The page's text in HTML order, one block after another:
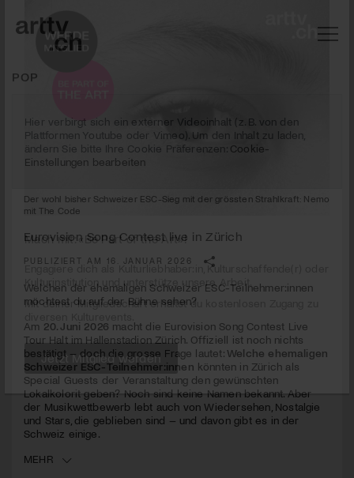
POP
Hier verbirgt sich ein externer Videoinhalt (z. B. von den
Plattformen Youtube oder Vimeo). Um den Inhalt zu laden,
ändern Sie bitte Ihre Cookie Präferenzen: Cookie-
Einstellungen bearbeiten
Der wohl bisher Schweizer ESC-Sieg mit der grössten Strahlkraft: Nemo
mit The Code
Eurovision Song Contest live in Zürich
PUBLIZIERT AM 16. JANUAR 2026
Welchen der ehemaligen Schweizer ESC-Teilnehmer:innen
möchtest du auf der Bühne sehen?
Am 20. Juni 2026 macht die Eurovision Song Contest Live
Tour Halt im Hallenstadion Zürich. Offiziell ist noch nichts
bestätigt – doch die grosse Frage lautet: Welche ehemaligen
Schweizer ESC-Teilnehmer:innen könnten in Zürich als
Special Guests der Veranstaltung den gewünschten
Lokalkolorit geben? Noch sind keine Namen bekannt. Aber
der Musikwettbewerb lebt auch von Wiedersehen, Nostalgie
und Stars, die geblieben sind – und davon gibt es in der
Schweiz einige.
MEHR
Engagiere dich als Kulturliebhaber:in, Kulturschaffende(r) oder
Mit deiner Mitgliedschaft erhältst du kostenlosen Zugang zu
diversen Kulturevents.
Jetzt Mitglied werden